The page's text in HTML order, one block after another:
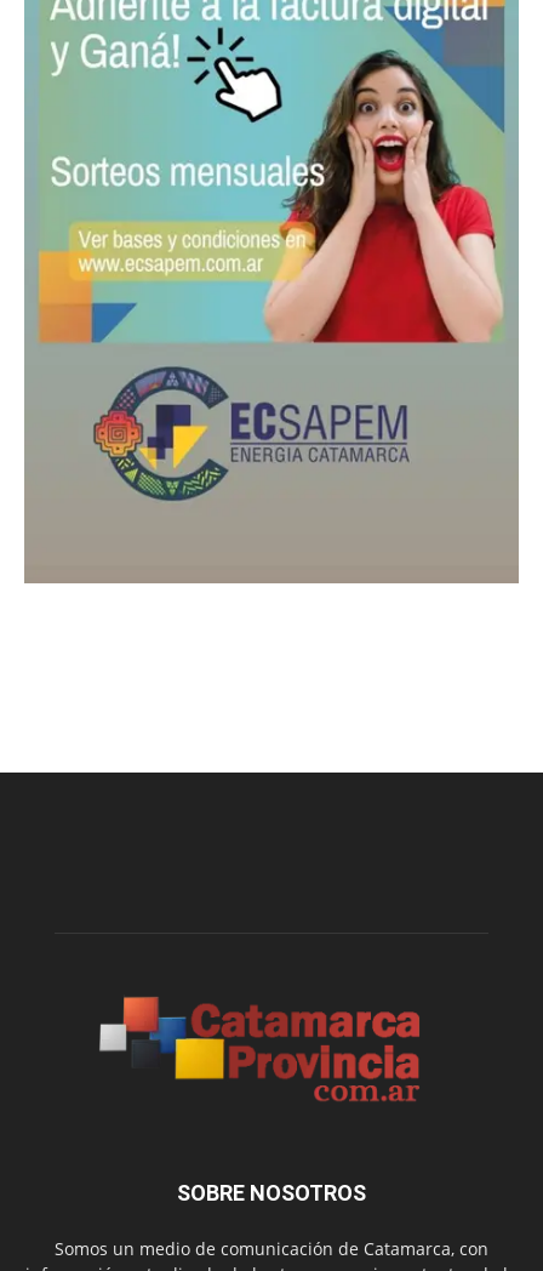
SOBRE NOSOTROS
Somos un medio de comunicación de Catamarca, con